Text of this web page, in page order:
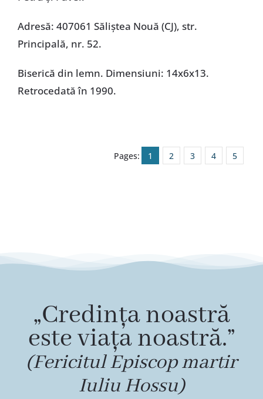
Adresă: 407061 Săliștea Nouă (CJ), str.
Principală, nr. 52.
Biserică din lemn. Dimensiuni: 14x6x13.
Retrocedată în 1990.
Pages: 1 2 3 4 5
„Credința noastră
este viața noastră.”
(Fericitul Episcop martir
Iuliu Hossu)